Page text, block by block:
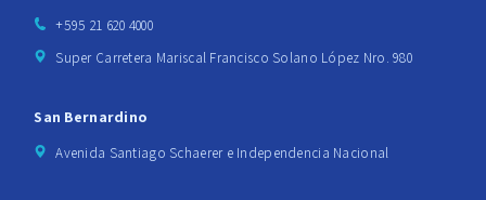
+595 21 620 4000
Super Carretera Mariscal Francisco Solano López Nro. 980
San Bernardino
Avenida Santiago Schaerer e Independencia Nacional